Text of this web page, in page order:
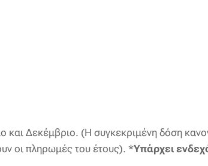
και Δεκέμβριο. (Η συγκεκριμένη δόση
οι πληρωμές του έτους). *Υπάρχει